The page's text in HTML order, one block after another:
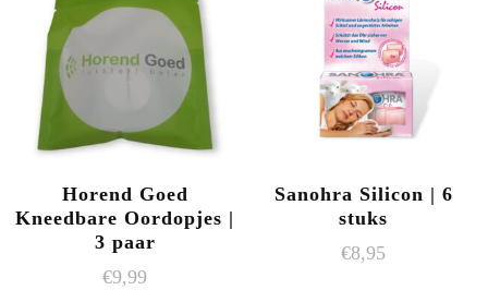
Horend Goed
Kneedbare Oordopjes |
3 paar
€9,99
Sanohra Silicon | 6
stuks
€8,95